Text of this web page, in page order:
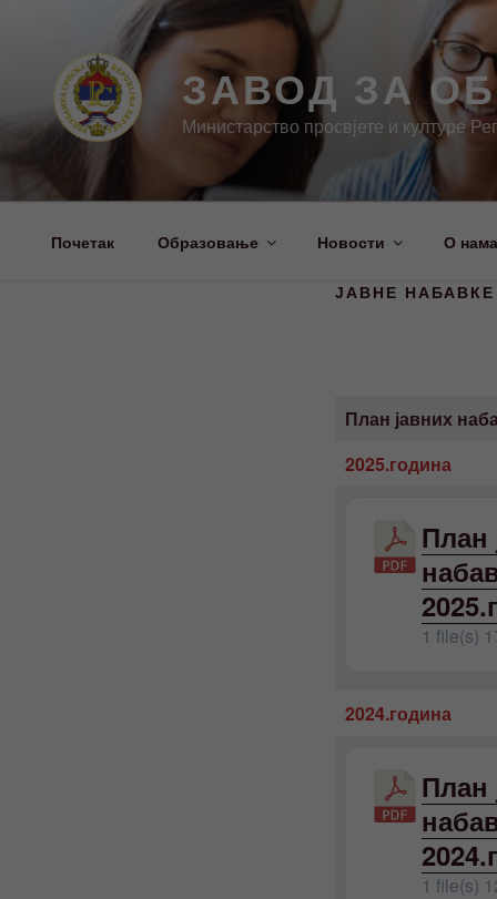
ЗАВОД ЗА
Министарство просвјете и културе
Почетак Образовање Новости О нама
ЈАВНЕ НАБАВКЕ
План јавних
2025.година
План
1 file(s)
2024.година
План
1 file(s)